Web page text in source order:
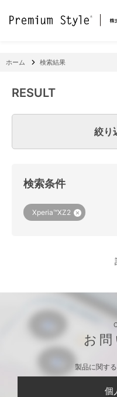
ホーム 検索結果
RESULT
絞り
ので、「適合機種
機種で検索する場合は、
検索条件
Xperia™XZ2
お
製品に関す
個